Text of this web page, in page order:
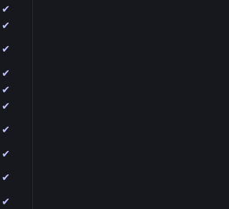
✔
✔
✔
✔
✔
✔
✔
✔
✔
✔